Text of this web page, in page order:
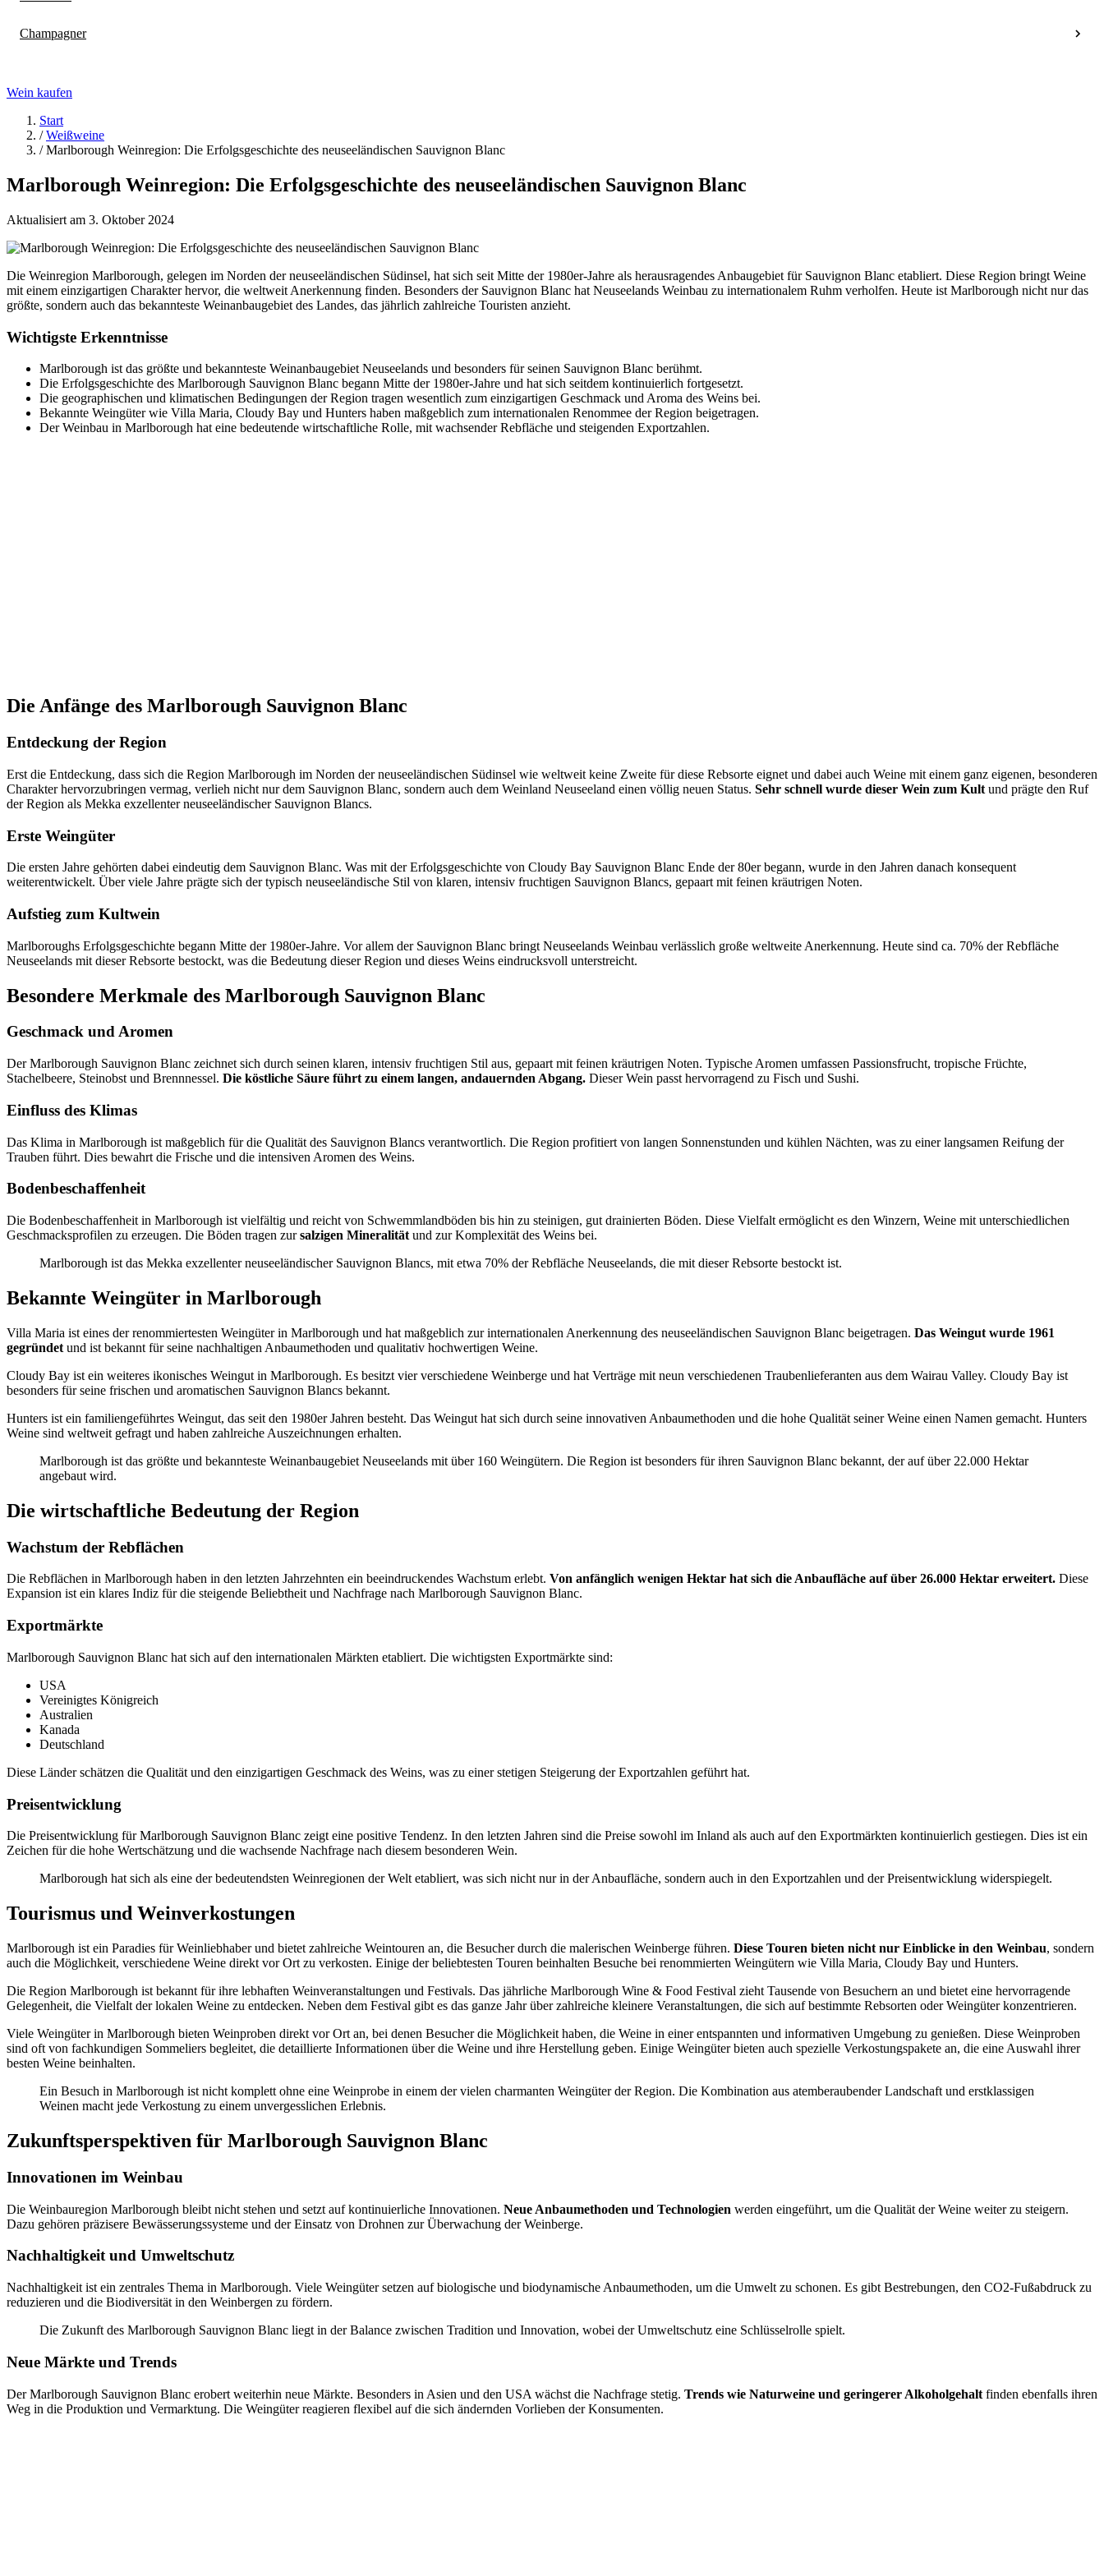
Champagner
Wein kaufen
Start
/ Weißweine
/ Marlborough Weinregion: Die Erfolgsgeschichte des neuseeländischen Sauvignon Blanc
Marlborough Weinregion: Die Erfolgsgeschichte des neuseeländischen Sauvignon Blanc
Aktualisiert am 3. Oktober 2024
Die Weinregion Marlborough, gelegen im Norden der neuseeländischen Südinsel, hat sich seit Mitte der 1980er-Jahre als herausragendes Anbaugebiet für Sauvignon Blanc etabliert. Diese Region bringt Weine
mit einem einzigartigen Charakter hervor, die weltweit Anerkennung finden. Besonders der Sauvignon Blanc hat Neuseelands Weinbau zu internationalem Ruhm verholfen. Heute ist Marlborough nicht nur das
größte, sondern auch das bekannteste Weinanbaugebiet des Landes, das jährlich zahlreiche Touristen anzieht.
Wichtigste Erkenntnisse
Marlborough ist das größte und bekannteste Weinanbaugebiet Neuseelands und besonders für seinen Sauvignon Blanc berühmt.
Die Erfolgsgeschichte des Marlborough Sauvignon Blanc begann Mitte der 1980er-Jahre und hat sich seitdem kontinuierlich fortgesetzt.
Die geographischen und klimatischen Bedingungen der Region tragen wesentlich zum einzigartigen Geschmack und Aroma des Weins bei.
Bekannte Weingüter wie Villa Maria, Cloudy Bay und Hunters haben maßgeblich zum internationalen Renommee der Region beigetragen.
Der Weinbau in Marlborough hat eine bedeutende wirtschaftliche Rolle, mit wachsender Rebfläche und steigenden Exportzahlen.
Die Anfänge des Marlborough Sauvignon Blanc
Entdeckung der Region
Erst die Entdeckung, dass sich die Region Marlborough im Norden der neuseeländischen Südinsel wie weltweit keine Zweite für diese Rebsorte eignet und dabei auch Weine mit einem ganz eigenen, besonderen
Charakter hervorzubringen vermag, verlieh nicht nur dem Sauvignon Blanc, sondern auch dem Weinland Neuseeland einen völlig neuen Status. Sehr schnell wurde dieser Wein zum Kult und prägte den Ruf
der Region als Mekka exzellenter neuseeländischer Sauvignon Blancs.
Erste Weingüter
Die ersten Jahre gehörten dabei eindeutig dem Sauvignon Blanc. Was mit der Erfolgsgeschichte von Cloudy Bay Sauvignon Blanc Ende der 80er begann, wurde in den Jahren danach konsequent
weiterentwickelt. Über viele Jahre prägte sich der typisch neuseeländische Stil von klaren, intensiv fruchtigen Sauvignon Blancs, gepaart mit feinen kräutrigen Noten.
Aufstieg zum Kultwein
Marlboroughs Erfolgsgeschichte begann Mitte der 1980er-Jahre. Vor allem der Sauvignon Blanc bringt Neuseelands Weinbau verlässlich große weltweite Anerkennung. Heute sind ca. 70% der Rebfläche
Neuseelands mit dieser Rebsorte bestockt, was die Bedeutung dieser Region und dieses Weins eindrucksvoll unterstreicht.
Besondere Merkmale des Marlborough Sauvignon Blanc
Geschmack und Aromen
Der Marlborough Sauvignon Blanc zeichnet sich durch seinen klaren, intensiv fruchtigen Stil aus, gepaart mit feinen kräutrigen Noten. Typische Aromen umfassen Passionsfrucht, tropische Früchte,
Stachelbeere, Steinobst und Brennnessel. Die köstliche Säure führt zu einem langen, andauernden Abgang. Dieser Wein passt hervorragend zu Fisch und Sushi.
Einfluss des Klimas
Das Klima in Marlborough ist maßgeblich für die Qualität des Sauvignon Blancs verantwortlich. Die Region profitiert von langen Sonnenstunden und kühlen Nächten, was zu einer langsamen Reifung der
Trauben führt. Dies bewahrt die Frische und die intensiven Aromen des Weins.
Bodenbeschaffenheit
Die Bodenbeschaffenheit in Marlborough ist vielfältig und reicht von Schwemmlandböden bis hin zu steinigen, gut drainierten Böden. Diese Vielfalt ermöglicht es den Winzern, Weine mit unterschiedlichen
Geschmacksprofilen zu erzeugen. Die Böden tragen zursalzigen Mineralität und zur Komplexität des Weins bei.
Marlborough ist das Mekka exzellenter neuseeländischer Sauvignon Blancs, mit etwa 70% der Rebfläche Neuseelands, die mit dieser Rebsorte bestockt ist.
Bekannte Weingüter in Marlborough
Villa Maria ist eines der renommiertesten Weingüter in Marlborough und hat maßgeblich zur internationalen Anerkennung des neuseeländischen Sauvignon Blanc beigetragen. Das Weingut wurde 1961
gegründet und ist bekannt für seine nachhaltigen Anbaumethoden und qualitativ hochwertigen Weine.
Cloudy Bay ist ein weiteres ikonisches Weingut in Marlborough. Es besitzt vier verschiedene Weinberge und hat Verträge mit neun verschiedenen Traubenlieferanten aus dem Wairau Valley. Cloudy Bay ist
besonders für seine frischen und aromatischen Sauvignon Blancs bekannt.
Hunters ist ein familiengeführtes Weingut, das seit den 1980er Jahren besteht. Das Weingut hat sich durch seine innovativen Anbaumethoden und die hohe Qualität seiner Weine einen Namen gemacht. Hunters
Weine sind weltweit gefragt und haben zahlreiche Auszeichnungen erhalten.
Marlborough ist das größte und bekannteste Weinanbaugebiet Neuseelands mit über 160 Weingütern. Die Region ist besonders für ihren Sauvignon Blanc bekannt, der auf über 22.000 Hektar
angebaut wird.
Die wirtschaftliche Bedeutung der Region
Wachstum der Rebflächen
Die Rebflächen in Marlborough haben in den letzten Jahrzehnten ein beeindruckendes Wachstum erlebt. Von anfänglich wenigen Hektar hat sich die Anbaufläche auf über 26.000 Hektar erweitert. Diese
Expansion ist ein klares Indiz für die steigende Beliebtheit und Nachfrage nach Marlborough Sauvignon Blanc.
Exportmärkte
Marlborough Sauvignon Blanc hat sich auf den internationalen Märkten etabliert. Die wichtigsten Exportmärkte sind:
USA
Vereinigtes Königreich
Australien
Kanada
Deutschland
Diese Länder schätzen die Qualität und den einzigartigen Geschmack des Weins, was zu einer stetigen Steigerung der Exportzahlen geführt hat.
Preisentwicklung
Die Preisentwicklung für Marlborough Sauvignon Blanc zeigt eine positive Tendenz. In den letzten Jahren sind die Preise sowohl im Inland als auch auf den Exportmärkten kontinuierlich gestiegen. Dies ist ein
Zeichen für die hohe Wertschätzung und die wachsende Nachfrage nach diesem besonderen Wein.
Marlborough hat sich als eine der bedeutendsten Weinregionen der Welt etabliert, was sich nicht nur in der Anbaufläche, sondern auch in den Exportzahlen und der Preisentwicklung widerspiegelt.
Tourismus und Weinverkostungen
Marlborough ist ein Paradies für Weinliebhaber und bietet zahlreiche Weintouren an, die Besucher durch die malerischen Weinberge führen. Diese Touren bieten nicht nur Einblicke in den Weinbau, sondern
auch die Möglichkeit, verschiedene Weine direkt vor Ort zu verkosten. Einige der beliebtesten Touren beinhalten Besuche bei renommierten Weingütern wie Villa Maria, Cloudy Bay und Hunters.
Die Region Marlborough ist bekannt für ihre lebhaften Weinveranstaltungen und Festivals. Das jährliche Marlborough Wine & Food Festival zieht Tausende von Besuchern an und bietet eine hervorragende
Gelegenheit, die Vielfalt der lokalen Weine zu entdecken. Neben dem Festival gibt es das ganze Jahr über zahlreiche kleinere Veranstaltungen, die sich auf bestimmte Rebsorten oder Weingüter konzentrieren.
Viele Weingüter in Marlborough bieten Weinproben direkt vor Ort an, bei denen Besucher die Möglichkeit haben, die Weine in einer entspannten und informativen Umgebung zu genießen. Diese Weinproben
sind oft von fachkundigen Sommeliers begleitet, die detaillierte Informationen über die Weine und ihre Herstellung geben. Einige Weingüter bieten auch spezielle Verkostungspakete an, die eine Auswahl ihrer
besten Weine beinhalten.
Ein Besuch in Marlborough ist nicht komplett ohne eine Weinprobe in einem der vielen charmanten Weingüter der Region. Die Kombination aus atemberaubender Landschaft und erstklassigen
Weinen macht jede Verkostung zu einem unvergesslichen Erlebnis.
Zukunftsperspektiven für Marlborough Sauvignon Blanc
Innovationen im Weinbau
Die Weinbauregion Marlborough bleibt nicht stehen und setzt auf kontinuierliche Innovationen. Neue Anbaumethoden und Technologien werden eingeführt, um die Qualität der Weine weiter zu steigern.
Dazu gehören präzisere Bewässerungssysteme und der Einsatz von Drohnen zur Überwachung der Weinberge.
Nachhaltigkeit und Umweltschutz
Nachhaltigkeit ist ein zentrales Thema in Marlborough. Viele Weingüter setzen auf biologische und biodynamische Anbaumethoden, um die Umwelt zu schonen. Es gibt Bestrebungen, den CO2-Fußabdruck zu
reduzieren und die Biodiversität in den Weinbergen zu fördern.
Die Zukunft des Marlborough Sauvignon Blanc liegt in der Balance zwischen Tradition und Innovation, wobei der Umweltschutz eine Schlüsselrolle spielt.
Neue Märkte und Trends
Der Marlborough Sauvignon Blanc erobert weiterhin neue Märkte. Besonders in Asien und den USA wächst die Nachfrage stetig. Trends wie Naturweine und geringerer Alkoholgehalt finden ebenfalls ihren
Weg in die Produktion und Vermarktung. Die Weingüter reagieren flexibel auf die sich ändernden Vorlieben der Konsumenten.